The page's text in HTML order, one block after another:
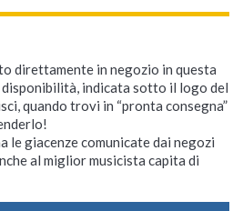
direttamente in negozio in questa
indicata sotto il logo del
quando trovi in “pronta consegna”
le giacenze comunicate dai negozi
al miglior musicista capita di